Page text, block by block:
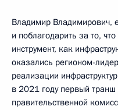
Владимир Владимирович,
и поблагодарить за то,
инструмент, как
оказались регионом-
реализации
в 2021 году первый
правительственной